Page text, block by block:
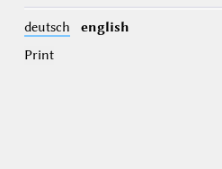
deutsch
english
Print